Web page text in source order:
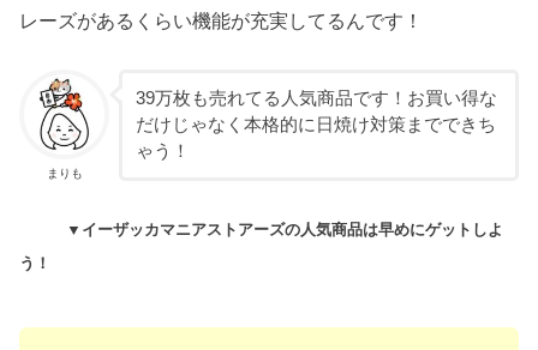
レーズがあるくらい機能が充実してるんです！
まりも
39万枚も売れてる人気商品です！お買い得な
だけじゃなく本格的に日焼け対策までできち
ゃう！
▼イーザッカマニアストアーズの人気商品は早めにゲットしよ
う！